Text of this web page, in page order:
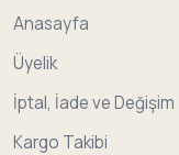
Anasayfa
Üyelik
İptal, İade ve Değişim
Kargo Takibi